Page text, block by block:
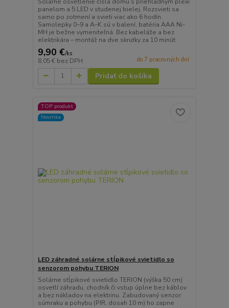
panelom a 5 LED v studenej bielej. Rozsvieti sa
samo po zotmení a svieti viac ako 6 hodín.
Samolepky 0–9 a A–K sú v balení, batéria AAA Ni-
MH je bežne vymeniteľná. Bez kabeláže a bez
elektrikára – montáž na dve skrutky za 10 minút.
9,90 €/ks
8,05 € bez DPH do 7 pracovných dní
Pridať do košíka
TOP produkt
Novinka
LED záhradné solárne stĺpikové svietidlo so
senzorom pohybu TERION
Solárne stĺpikové svietidlo TERION (výška 50 cm)
osvetlí záhradu, chodník či vstup úplne bez káblov
a bez nákladov na elektrinu. Zabudovaný senzor
súmraku a pohybu (PIR, dosah 10 m) ho zapne